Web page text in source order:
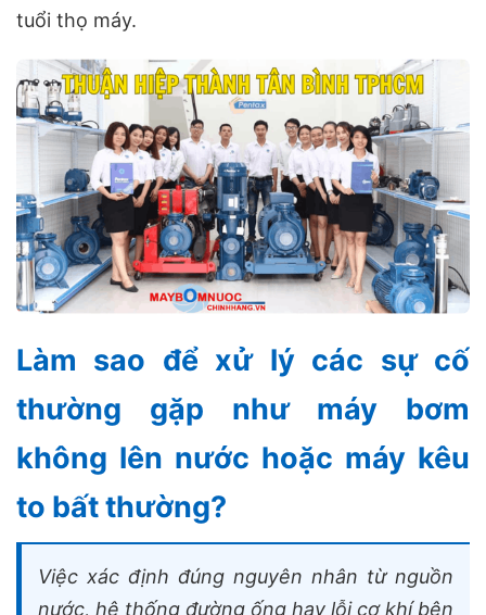
tuổi thọ máy.
Làm sao để xử lý các sự cố
thường gặp như máy bơm
không lên nước hoặc máy kêu
to bất thường?
Việc xác định đúng nguyên nhân từ nguồn
nước, hệ thống đường ống hay lỗi cơ khí bên